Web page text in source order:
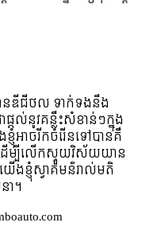
ានឌីជីថល ទាក់ទងនឹង
ល់នូវគន្លឹះសំខាន់ៗក្នុង
ញុំអាចរីកចំរើនទៅបានគឺ
ើម្បីលើកស្ទួយវិស័យយាន
ើងខ្ញុំស្វាគមន៌រាល់មតិ
ា។